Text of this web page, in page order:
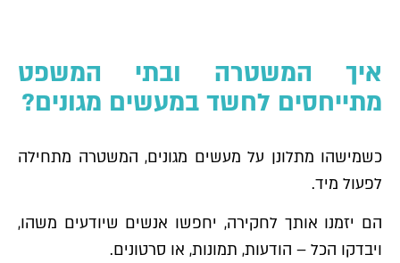
איך המשטרה ובתי המשפט
מתייחסים לחשד במעשים מגונים?
כשמישהו מתלונן על מעשים מגונים, המשטרה מתחילה
לפעול מיד.
הם יזמנו אותך לחקירה, יחפשו אנשים שיודעים משהו,
ויבדקו הכל – הודעות, תמונות, או סרטונים.